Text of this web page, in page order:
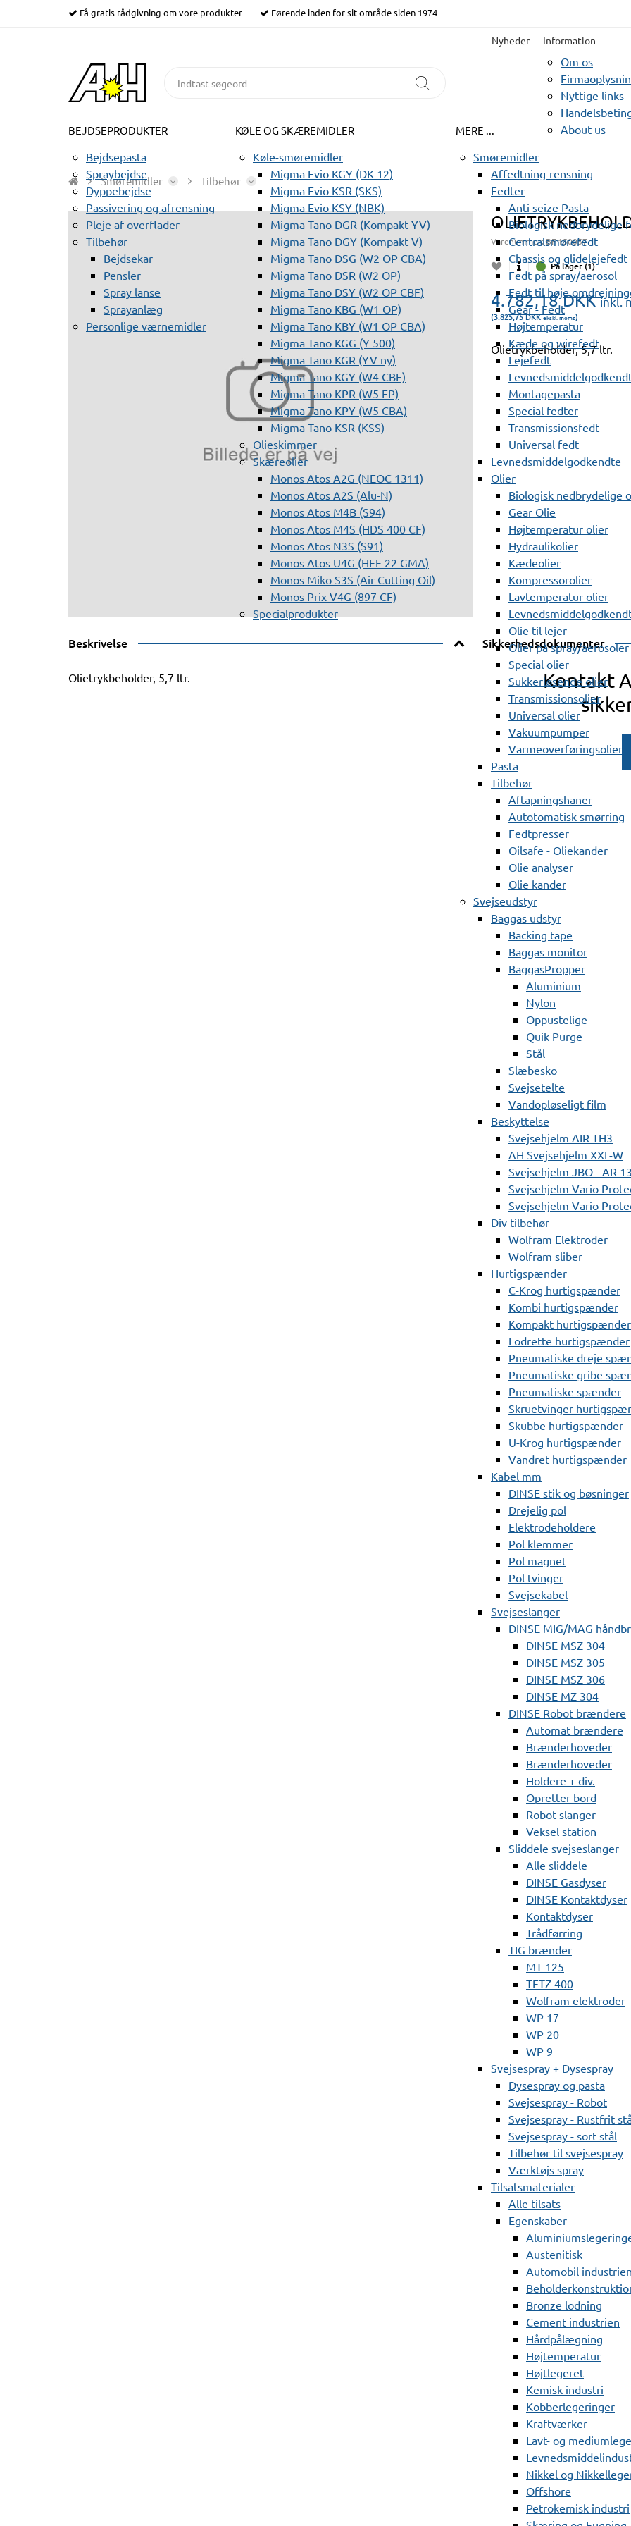
Få gratis rådgivning om vore produkter Førende inden for sit område siden 1974
Nyheder Information
Om os
Nyttige links
About us
BEJDSEPRODUKTER
Bejdsepasta
Spraybejdse
Dyppebejdse
Passivering og afrensning
Pleje af overflader
Tilbehør
Bejdsekar
Pensler
Spray lanse
Sprayanlæg
Personlige værnemidler
KØLE OG SKÆREMIDLER
Køle-smøremidler
Migma Evio KGY (DK 12)
Migma Evio KSR (SKS)
Migma Evio KSY (NBK)
Migma Tano DGR (Kompakt YV)
Migma Tano DGY (Kompakt V)
Migma Tano DSG (W2 OP CBA)
Migma Tano DSR (W2 OP)
Migma Tano DSY (W2 OP CBF)
Migma Tano KBG (W1 OP)
Migma Tano KBY (W1 OP CBA)
Migma Tano KGG (Y 500)
Migma Tano KGR (YV ny)
Migma Tano KGY (W4 CBF)
Migma Tano KPR (W5 EP)
Migma Tano KPY (W5 CBA)
Migma Tano KSR (KSS)
Olieskimmer
Skæreolier
Monos Atos A2G (NEOC 1311)
Monos Atos A2S (Alu-N)
Monos Atos M4B (S94)
Monos Atos M4S (HDS 400 CF)
Monos Atos N3S (S91)
Monos Atos U4G (HFF 22 GMA)
Monos Miko S3S (Air Cutting Oil)
Monos Prix V4G (897 CF)
Specialprodukter
MERE ...
Smøremidler
Affedtning-rensning
Fedter
Anti seize Pasta
Biologisk nedbrydelige
Centralsmørefedt
Chassis og glidelejefedt
Fedt på spray/aerosol
Fedt til høje
Gear - Fedt
Højtemperatur
Kæde og wirefedt
Lejefedt
Montagepasta
Special fedter
Transmissionsfedt
Universal fedt
Levnedsmiddelgodkendte
Olier
Biologisk nedbrydelige
Gear Olie
Højtemperatur olier
Hydraulikolier
Kædeolier
Kompressorolier
Lavtemperatur olier
Olie til lejer
Olier på spray/aerosoler
Special olier
Sukkerløsende olier
Transmissionsolier
Universal olier
Vakuumpumper
Varmeoverføringsolier
Pasta
Tilbehør
Aftapningshaner
Autotomatisk smørring
Fedtpresser
Oilsafe - Oliekander
Olie analyser
Olie kander
Svejseudstyr
Baggas udstyr
Backing tape
Baggas monitor
BaggasPropper
Aluminium
Nylon
Oppustelige
Quik Purge
Stål
Slæbesko
Svejsetelte
Vandopløseligt film
Beskyttelse
Svejsehjelm AIR TH3
AH Svejsehjelm XXL-W
Svejsehjelm JBO - AR
Svejsehjelm Vario
Svejsehjelm Vario
Div tilbehør
Wolfram Elektroder
Wolfram sliber
Hurtigspænder
C-Krog hurtigspænder
Kombi hurtigspænder
Kompakt hurtigspænder
Lodrette hurtigspænder
Pneumatiske dreje
Pneumatiske gribe
Pneumatiske spænder
Skruetvinger
Skubbe hurtigspænder
U-Krog hurtigspænder
Vandret hurtigspænder
Kabel mm
DINSE stik og bøsninger
Drejelig pol
Elektrodeholdere
Pol klemmer
Pol magnet
Pol tvinger
Svejsekabel
Svejseslanger
DINSE MIG/MAG
DINSE MSZ 304
DINSE MSZ 305
DINSE MSZ 306
DINSE MZ 304
DINSE Robot brændere
Automat brændere
Brænderhoveder
Brænderhoveder
Holdere + div.
Opretter bord
Robot slanger
Veksel station
Sliddele svejseslanger
Alle sliddele
DINSE Gasdyser
DINSE Kontaktdyser
Kontaktdyser
Trådførring
TIG brænder
MT 125
TETZ 400
Wolfram elektroder
WP 17
WP 20
WP 9
Svejsespray + Dysespray
Dysespray og pasta
Svejsespray - Robot
Svejsespray - Rustfrit
Svejsespray - sort stål
Tilbehør til svejsespray
Værktøjs spray
Tilsatsmaterialer
Alle tilsats
Egenskaber
Austenitisk
Automobil industrien
Bronze lodning
Cement industrien
Hårdpålægning
Højtemperatur
Højtlegeret
Kemisk industri
Kobberlegeringer
Kraftværker
Lavt- og
Nikkel og
Offshore
Petrokemisk industri
Smøremidler Tilbehør
Varenummer:BF 150057
På lager (1)
4.782,18DKK inkl.
(3.825,75DKK ekskl. moms)
Olietrykbeholder, 5,7 ltr.
Beskrivelse
Olietrykbeholder, 5,7 ltr.
Sikkerhedsdokumenter
Kontakt